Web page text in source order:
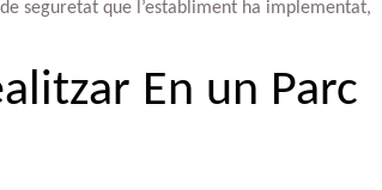
seguretat que l’establiment ha implementat,
En un Parc